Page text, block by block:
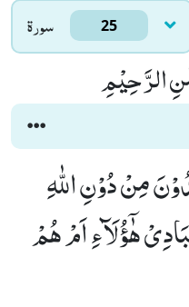
سورۃ 25
الرَّحِیْمِ
مِنْ دُوْنِ اللّٰهِ
هٰۤؤُلَآءِ اَمْ هُمْ